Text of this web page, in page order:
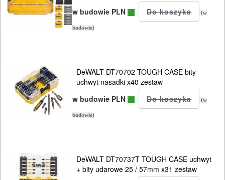
OBRÓBKA
DREWNA
METALU
WARSZTATOWE
OSPRZĘT
w budowie PLN
(w
budowie)
DeWALT DT70702 TOUGH CASE bity
uchwyt nasadki x40 zestaw
w budowie PLN
(w
budowie)
DeWALT DT70737T TOUGH CASE uchwyt
+ bity udarowe 25 / 57mm x31 zestaw